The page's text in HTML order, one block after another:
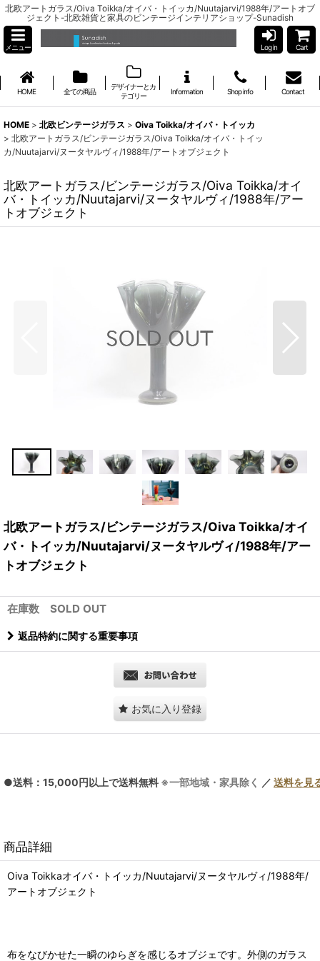
北欧アートガラス/Oiva Toikka/オイバ・トイッカ/Nuutajarvi/1988年/アートオブ
ジェクト-北欧雑貨と家具のビンテージインテリアショップ-Sunadish
メニュー Log in Cart
HOME 全ての商品
デザイナーとカ
テゴリー
Information Shop info Contact
HOME > 北欧ビンテージガラス > Oiva Toikka/オイバ・トイッカ
> 北欧アートガラス/ビンテージガラス/Oiva Toikka/オイバ・トイッ
カ/Nuutajarvi/ヌータヤルヴィ/1988年/アートオブジェクト
北欧アートガラス/ビンテージガラス/Oiva Toikka/オイ
バ・トイッカ/Nuutajarvi/ヌータヤルヴィ/1988年/アー
トオブジェクト
北欧アートガラス/ビンテージガラス/Oiva Toikka/オイ
バ・トイッカ/Nuutajarvi/ヌータヤルヴィ/1988年/アー
トオブジェクト
在庫数 SOLD OUT
返品特約に関する重要事項
お気に入り登録
●送料：15,000円以上で送料無料 ※一部地域・家具除く ／ 送料を見
商品詳細
Oiva Toikkaオイバ・トイッカ/Nuutajarvi/ヌータヤルヴィ/1988年/
アートオブジェクト
布をなびかせた一瞬のゆらぎを感じるオブジェです。外側のガラス